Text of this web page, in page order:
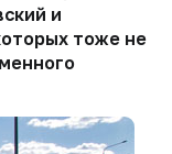
и
тоже не